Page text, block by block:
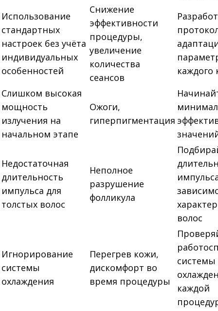
Использование
стандартных
настроек без учёта
индивидуальных
особенностей
Снижение
эффективности
процедуры,
увеличение
количества
сеансов
каждого
Слишком высокая
мощность
излучения на
начальном этапе
Ожоги,
гиперпигментация
Недостаточная
длительность
импульса для
толстых волос
Неполное
разрушение
фолликула
волос
Игнорирование
системы
охлаждения
Перегрев кожи,
дискомфорт во
время процедуры
системы
каждой